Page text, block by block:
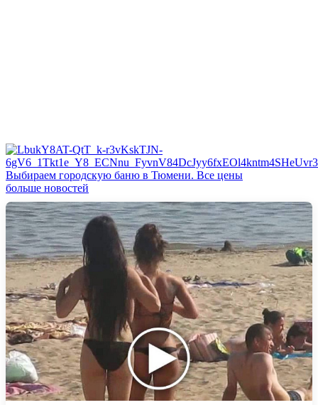
Выбираем городскую баню в Тюмени. Все цены
больше новостей